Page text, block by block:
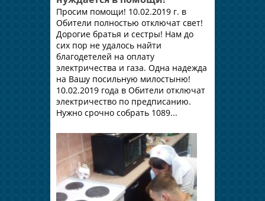
Просим помощи! 10.02.2019 г. в
Обители полностью отключат свет!
Дорогие братья и сестры! Нам до
сих пор не удалось найти
благодетелей на оплату
электричества и газа. Одна надежда
на Вашу посильную милостыню!
10.02.2019 года в Обители отключат
электричество по предписанию.
Нужно срочно собрать 1089...